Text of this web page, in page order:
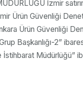
İzmir
Ürün Güvenliği
Ürün Güvenliği
Başkanlığı-2”
Müdürlüğü”